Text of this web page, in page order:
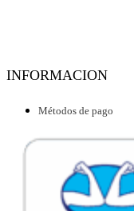
INFORMACION
Métodos de pago